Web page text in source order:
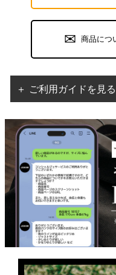
商品につ
＋ ご利用ガイドを見る